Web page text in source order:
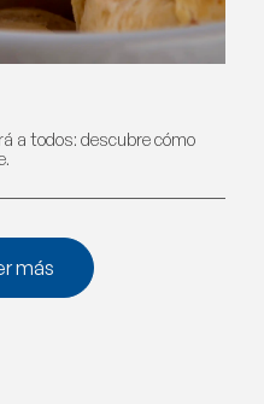
a todos: descubre cómo
más